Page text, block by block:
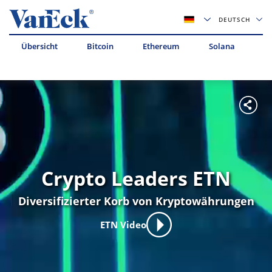
DEUTSCH
Übersicht Bitcoin Ethereum Solana
Crypto Leaders ETN
Diversifizierter Korb von Kryptowährungen
ETN Video